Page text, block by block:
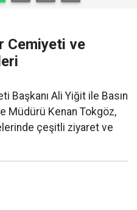
Cemiyeti ve
Başkanı Ali Yiğit ile Basın
Müdürü Kenan Tokgöz,
çeşitli ziyaret ve